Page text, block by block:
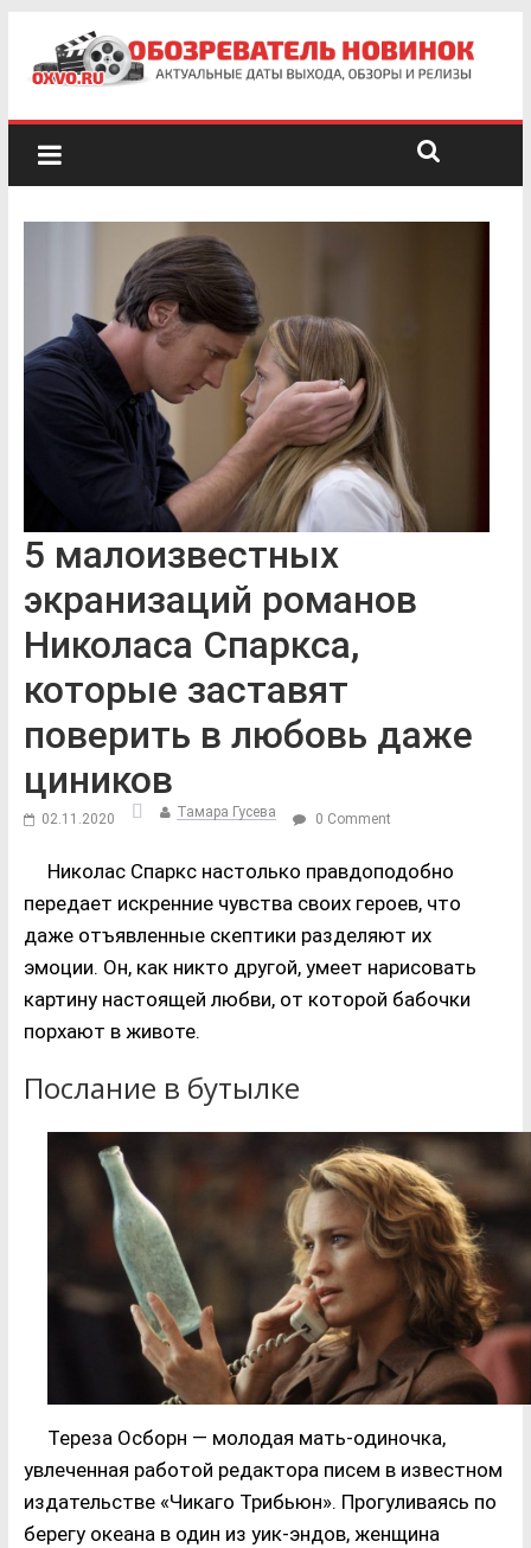
5 малоизвестных
экранизаций романов
Николаса Спаркса,
которые заставят
поверить в любовь даже
циников
02.11.2020 Тамара Гусева 0 Comment
Николас Спаркс настолько правдоподобно
передает искренние чувства своих героев, что
даже отъявленные скептики разделяют их
эмоции. Он, как никто другой, умеет нарисовать
картину настоящей любви, от которой бабочки
порхают в животе.
Послание в бутылке
Тереза Осборн — молодая мать-одиночка,
увлеченная работой редактора писем в известном
издательстве «Чикаго Трибьюн». Прогуливаясь по
берегу океана в один из уик-эндов, женщина